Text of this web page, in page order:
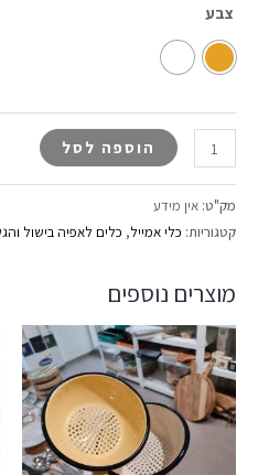
צבע
הוספה לסל
מק"ט: אין מידע
קטגוריות: כלי אמייל, כלים לאפיה בישול
מוצרים נוספים